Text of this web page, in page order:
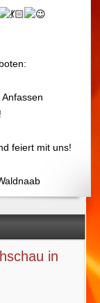
in
feiert mit uns!